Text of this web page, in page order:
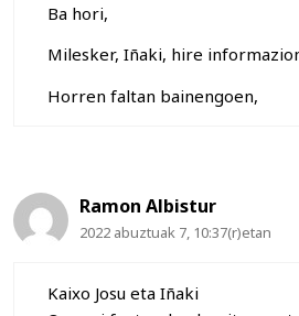
Ba hori,
Milesker, Iñaki, hire
Horren faltan bainengoen,
Ramon Albistur
2022 abuztuak 7, 10:37(r)etan
Kaixo Josu eta Iñaki